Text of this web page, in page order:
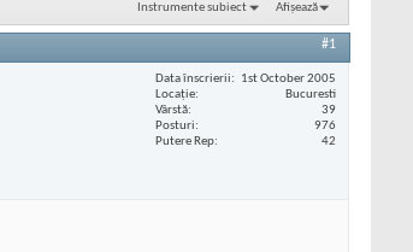
Instrumente subiect Afișează
#1
Data înscrierii
1st October 2005
Locaţie
Bucuresti
Vârstă
39
Posturi
976
Putere Rep
42